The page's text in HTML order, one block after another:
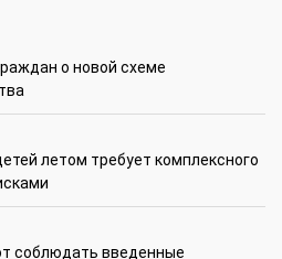
о новой схеме
летом требует комплексного
соблюдать введенные